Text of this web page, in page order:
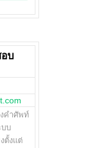
บ
คำศัพท์
บบ
ตั้งแต่